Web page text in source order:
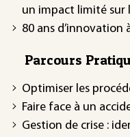
un impact limité sur
80 ans d’innovation
Parcours
Optimiser les
Faire face à un
Gestion de crise :